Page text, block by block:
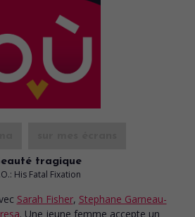
tragique
His Fatal Fixation
Sarah Fisher, Stephane Garneau-
. Une jeune femme accepte un